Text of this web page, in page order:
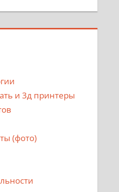
и 3д принтеры
(фото)